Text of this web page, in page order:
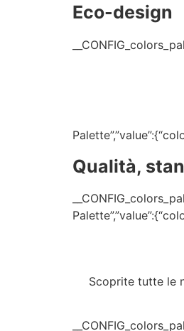
Eco-design
Qualità,
Scoprite tutte le